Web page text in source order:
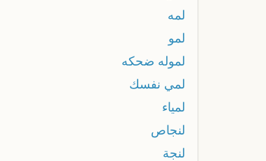
لمه
لمو
لموله ضحكه
لمي نفسك
لمياء
لنجاص
لنجة